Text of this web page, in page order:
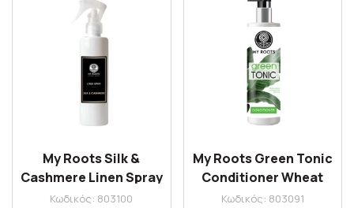
My Roots Silk &
Cashmere Linen Spray
200gr
Κωδικός: 803100
My Roots Green Tonic
Conditioner Wheat
Proteins & Vitamin E
Κωδικός: 803091